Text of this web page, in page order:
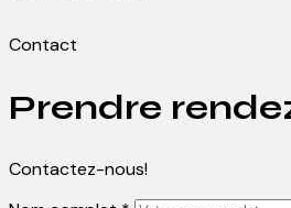
Contact
Prendre
Contactez-nous!